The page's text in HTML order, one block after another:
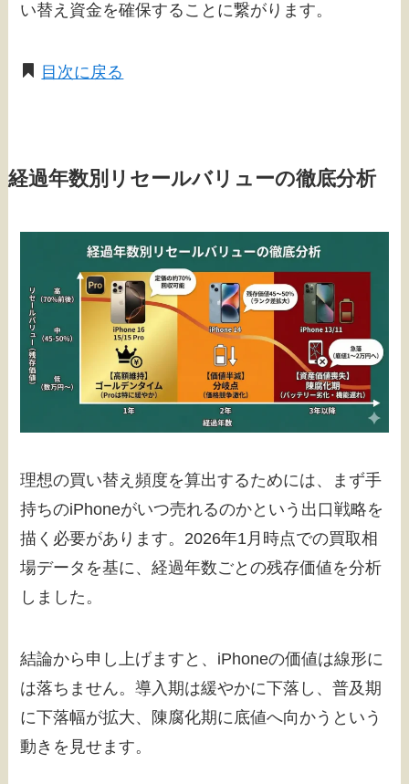
い替え資金を確保することに繋がります。
目次に戻る
経過年数別リセールバリューの徹底分析
理想の買い替え頻度を算出するためには、まず手
持ちのiPhoneがいつ売れるのかという出口戦略を
描く必要があります。2026年1月時点での買取相
場データを基に、経過年数ごとの残存価値を分析
しました。
結論から申し上げますと、iPhoneの価値は線形に
は落ちません。導入期は緩やかに下落し、普及期
に下落幅が拡大、陳腐化期に底値へ向かうという
動きを見せます。